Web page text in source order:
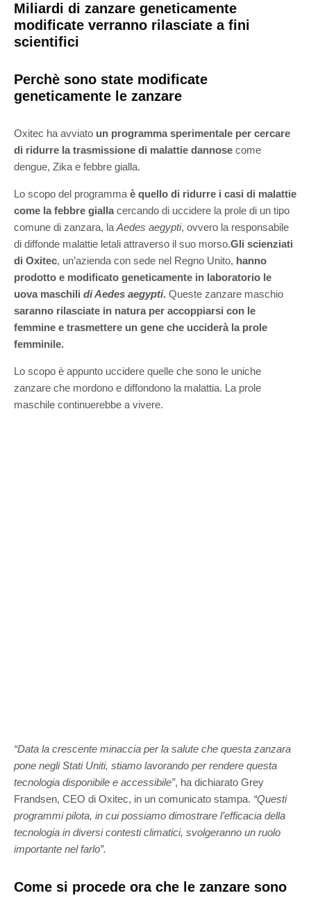
Miliardi di zanzare geneticamente
modificate verranno rilasciate a fini
scientifici
Perchè sono state modificate
geneticamente le zanzare
Oxitec ha avviato un programma sperimentale per cercare
di ridurre la trasmissione di malattie dannose come
dengue, Zika e febbre gialla.
Lo scopo del programma è quello di ridurre i casi di malattie
come la febbre giallacercando di uccidere la prole di un tipo
comune di zanzara, la Aedes aegypti, ovvero la responsabile
di diffonde malattie letali attraverso il suo morso.Gli scienziati
di Oxitec, un’azienda con sede nel Regno Unito, hanno
prodotto e modificato geneticamente in laboratorio le
uova maschili di Aedes aegypti. Queste zanzare maschio
saranno rilasciate in natura per accoppiarsi con le
femmine e trasmettere un gene che ucciderà la prole
femminile.
Lo scopo è appunto uccidere quelle che sono le uniche
zanzare che mordono e diffondono la malattia. La prole
maschile continuerebbe a vivere.
“Data la crescente minaccia per la salute che questa zanzara
pone negli Stati Uniti, stiamo lavorando per rendere questa
tecnologia disponibile e accessibile”, ha dichiarato Grey
Frandsen, CEO di Oxitec, in un comunicato stampa. “Questi
programmi pilota, in cui possiamo dimostrare l’efficacia della
tecnologia in diversi contesti climatici, svolgeranno un ruolo
importante nel farlo”.
Come si procede ora che le zanzare sono